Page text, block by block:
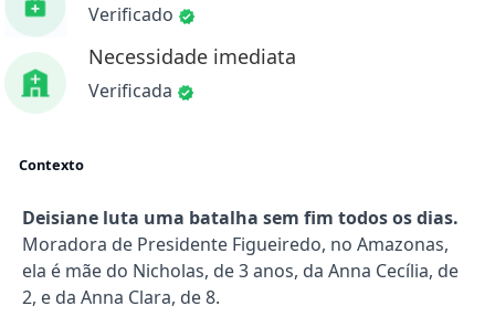
Verificado
Necessidade imediata
Verificada
Contexto
Deisiane luta uma batalha sem fim todos os dias.
Moradora de Presidente Figueiredo, no Amazonas,
ela é mãe do Nicholas, de 3 anos, da Anna Cecília, de
2, e da Anna Clara, de 8.